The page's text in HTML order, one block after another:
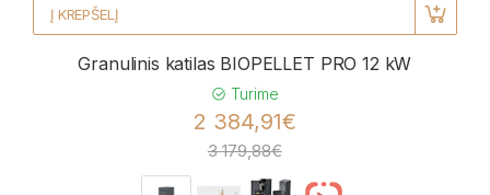
Į KREPŠELĮ
Granulinis katilas BIOPELLET PRO 12 kW
Turime
2 384,91€
3 179,88€